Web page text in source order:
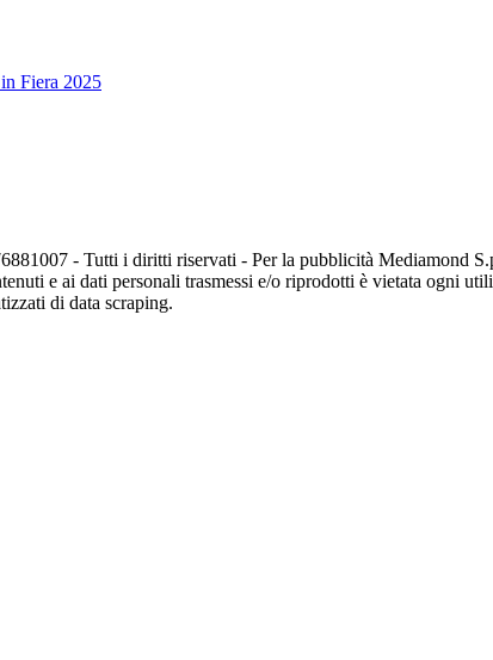
Fiera 2025
- Tutti i diritti riservati - Per la pubblicità Mediamond
e ai dati personali trasmessi e/o riprodotti è vietata ogni
di data scraping.